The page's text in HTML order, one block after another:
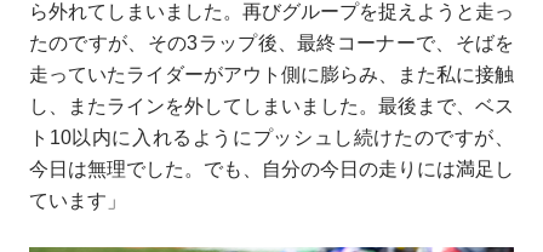
ら外れてしまいました。再びグループを捉えようと走っ
たのですが、その3ラップ後、最終コーナーで、そばを
走っていたライダーがアウト側に膨らみ、また私に接触
し、またラインを外してしまいました。最後まで、ベス
ト10以内に入れるようにプッシュし続けたのですが、
今日は無理でした。でも、自分の今日の走りには満足し
ています」